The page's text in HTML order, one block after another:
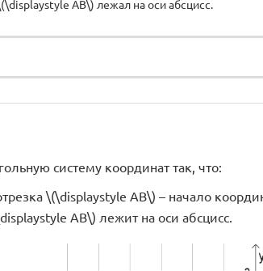
AB\) лежал на оси абсцисс.
систему координат так, что:
\(\displaystyle AB\) – начало
AB\) лежит на оси абсцисс.